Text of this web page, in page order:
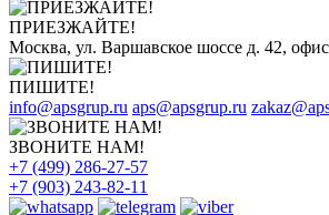
ПРИЕЗЖАЙТЕ!
Москва, ул. Варшавское шоссе д. 42,
ПИШИТЕ!
info@apsgrup.ru aps@apsgrup.ru
ЗВОНИТЕ НАМ!
+7 (499) 286-27-57
+7 (903) 243-82-11